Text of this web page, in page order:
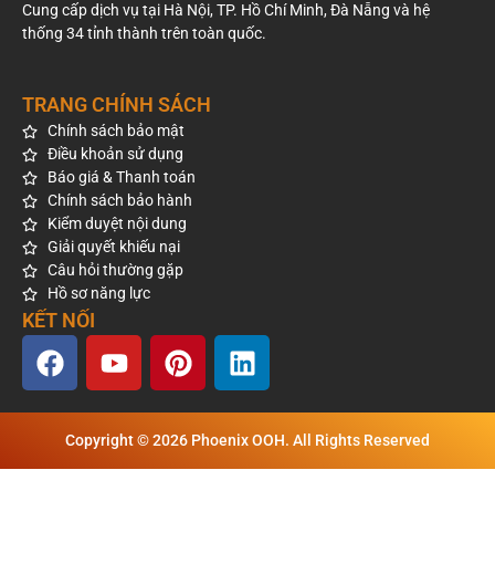
Cung cấp dịch vụ tại Hà Nội, TP. Hồ Chí Minh, Đà Nẵng và hệ
thống 34 tỉnh thành trên toàn quốc.
TRANG CHÍNH SÁCH
Chính sách bảo mật
Điều khoản sử dụng
Báo giá & Thanh toán
Chính sách bảo hành
Kiểm duyệt nội dung
Giải quyết khiếu nại
Câu hỏi thường gặp
Hồ sơ năng lực
KẾT NỐI
Copyright © 2026 Phoenix OOH. All Rights Reserved